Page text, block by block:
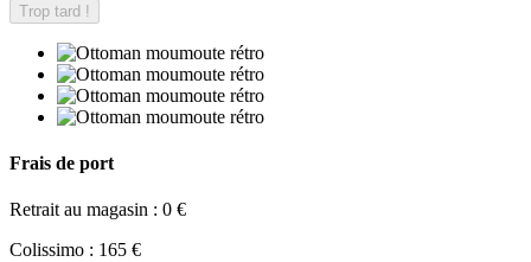
Trop tard !
Frais de port
Retrait au magasin : 0 €
Colissimo : 165 €